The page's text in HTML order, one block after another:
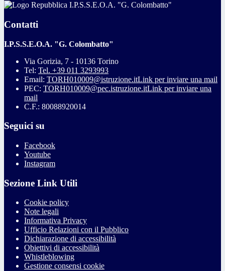
I.P.S.S.E.O.A. "G. Colombatto"
Contatti
I.P.S.S.E.O.A. "G. Colombatto"
Via Gorizia, 7 - 10136 Torino
Tel: Tel. +39 011 3293993
Email: TORH010009@istruzione.itLink per inviare una mail
PEC: TORH010009@pec.istruzione.itLink per inviare una
mail
C.F.: 80088920014
Seguici su
Facebook
Youtube
Instagram
Sezione Link Utili
Cookie policy
Note legali
Informativa Privacy
Ufficio Relazioni con il Pubblico
Dichiarazione di accessibilità
Obiettivi di accessibilità
Whistleblowing
Gestione consensi cookie